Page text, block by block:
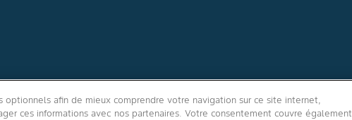
Suivez-nous
optionnels afin de mieux comprendre votre navigation sur ce site internet,
ces informations avec nos partenaires. Votre consentement couvre également